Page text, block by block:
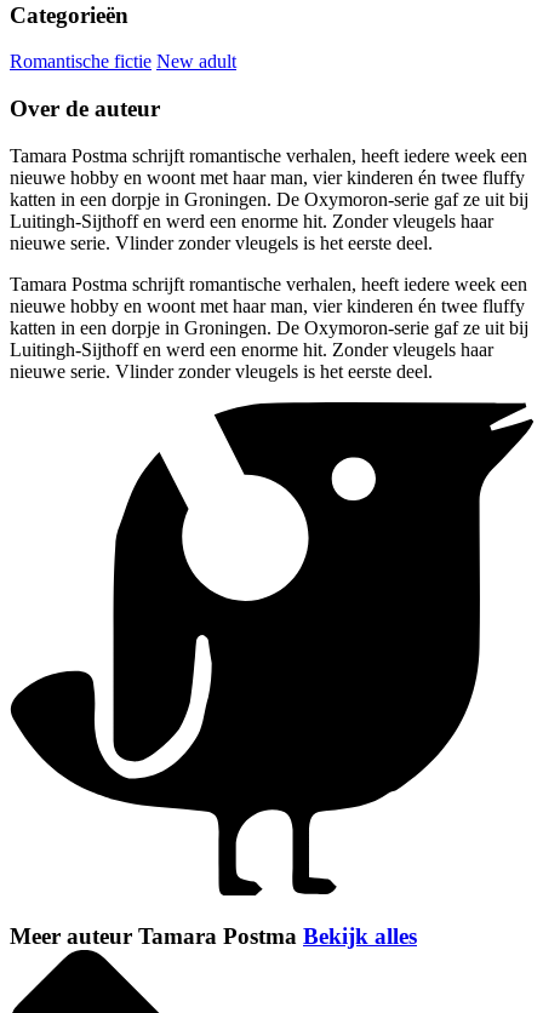
Categorieën
Romantische fictie New adult
Over de auteur
Tamara Postma schrijft romantische verhalen, heeft iedere week een
nieuwe hobby en woont met haar man, vier kinderen én twee fluffy
katten in een dorpje in Groningen. De Oxymoron-serie gaf ze uit bij
Luitingh-Sijthoff en werd een enorme hit. Zonder vleugels haar
nieuwe serie. Vlinder zonder vleugels is het eerste deel.
Tamara Postma schrijft romantische verhalen, heeft iedere week een
nieuwe hobby en woont met haar man, vier kinderen én twee fluffy
katten in een dorpje in Groningen. De Oxymoron-serie gaf ze uit bij
Luitingh-Sijthoff en werd een enorme hit. Zonder vleugels haar
nieuwe serie. Vlinder zonder vleugels is het eerste deel.
Meer auteur Tamara Postma Bekijk alles